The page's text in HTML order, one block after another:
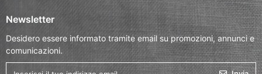
Newsletter
Desidero essere informato tramite email su promozioni, annunci e
comunicazioni.